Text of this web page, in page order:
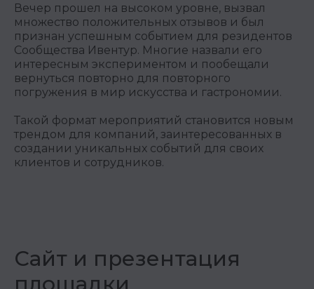
Вечер прошел на высоком уровне, вызвал
множество положительных отзывов и был
признан успешным событием для резидентов
Сообщества Ивентур. Многие назвали его
интересным экспериментом и пообещали
вернуться повторно для повторного
погружения в мир искусства и гастрономии.
Такой формат мероприятий становится новым
трендом для компаний, заинтересованных в
создании уникальных событий для своих
клиентов и сотрудников.
Сайт и презентация
площадки